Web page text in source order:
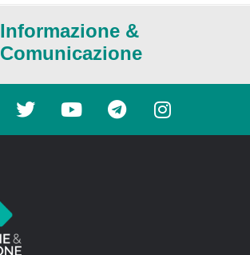
Informazione &
Comunicazione